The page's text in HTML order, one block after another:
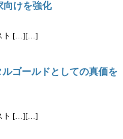
向けを強化
ト […][…]
ゴールドとしての真価を
ト […][…]